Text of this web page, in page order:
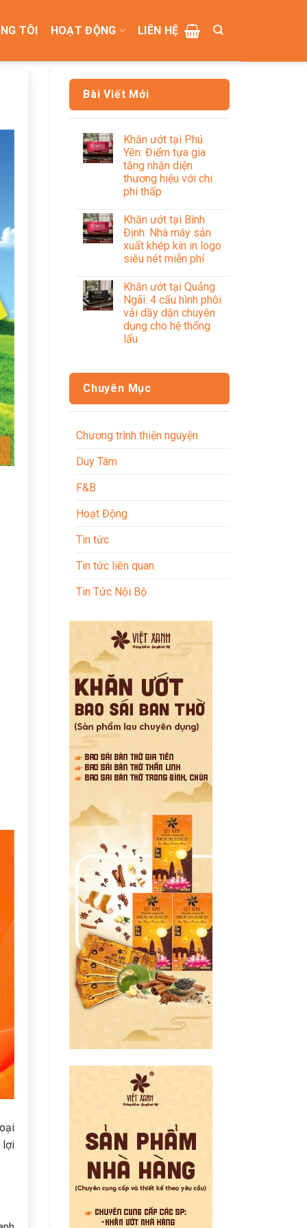
TÔI HOẠT ĐỘNG LIÊN HỆ
lợi
Bài Viết Mới
Khăn ướt tại Phú
Yên: Điểm tựa gia
tăng nhận diện
thương hiệu với chi
phí thấp
Khăn ướt tại Bình
Định: Nhà máy sản
xuất khép kín in logo
siêu nét miễn phí
Khăn ướt tại Quảng
Ngãi: 4 cấu hình phôi
vải dầy dặn chuyên
dụng cho hệ thống
lẩu
Chuyên Mục
Chương trình thiện nguyện
Duy Tâm
F&B
Hoạt Động
Tin tức
Tin tức liên quan
Tin Tức Nội Bộ